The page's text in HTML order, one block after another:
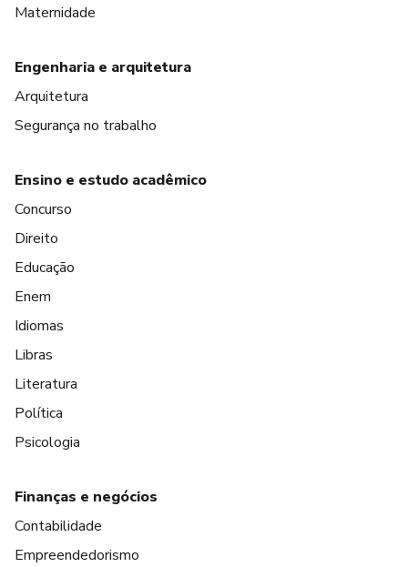
Maternidade
Engenharia e arquitetura
Arquitetura
Segurança no trabalho
Ensino e estudo acadêmico
Concurso
Direito
Educação
Enem
Idiomas
Libras
Literatura
Política
Psicologia
Finanças e negócios
Contabilidade
Empreendedorismo